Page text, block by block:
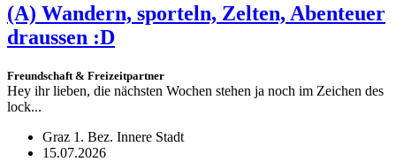
(A) Wandern, sporteln, Zelten, Abenteuer
draussen :D
Freundschaft & Freizeitpartner
Hey ihr lieben, die nächsten Wochen stehen ja noch im Zeichen des
lock...
Graz 1. Bez. Innere Stadt
15.07.2026